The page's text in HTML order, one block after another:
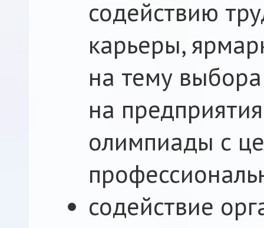
содействию
карьеры,
на тему
на
олимпиады с
содействие